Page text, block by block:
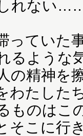
れない
っていた
るような
の精神を
わたした
ものはこ
そこに行